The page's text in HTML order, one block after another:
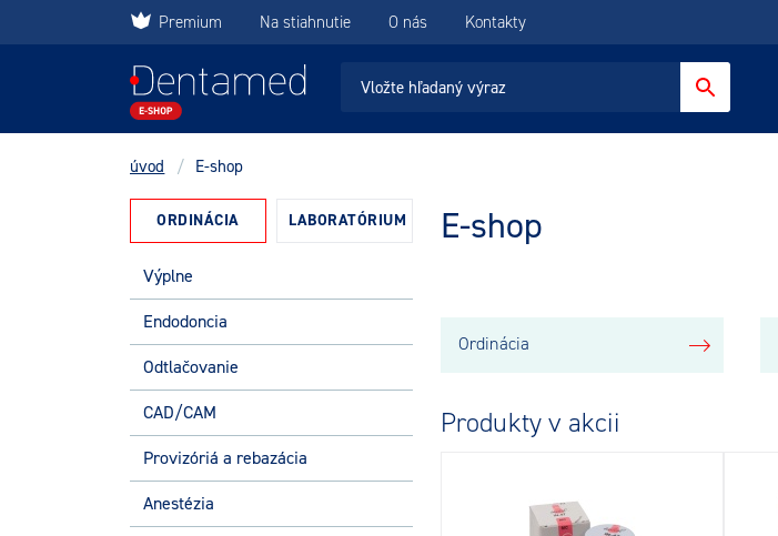
Premium Na stiahnutie O nás Kontakty
úvod / E-shop
E-shop
Ordinácia
Produkty v akcii
ORDINÁCIA LABORATÓRIUM
Výplne
Endodoncia
Odtlačovanie
CAD/CAM
Provizóriá a rebazácia
Anestézia